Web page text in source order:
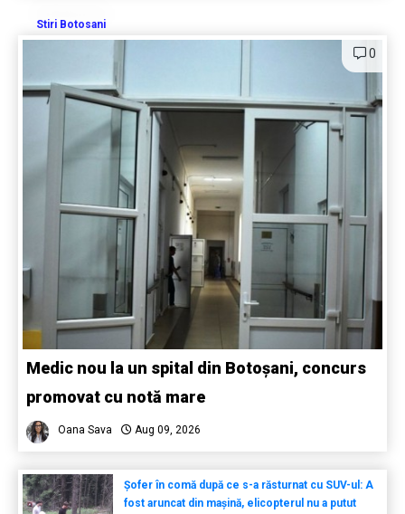
Stiri Botosani
0
Medic nou la un spital din Botoșani, concurs
promovat cu notă mare
Oana Sava Aug 09, 2026
Șofer în comă după ce s-a răsturnat cu SUV-ul: A
fost aruncat din mașină, elicopterul nu a putut